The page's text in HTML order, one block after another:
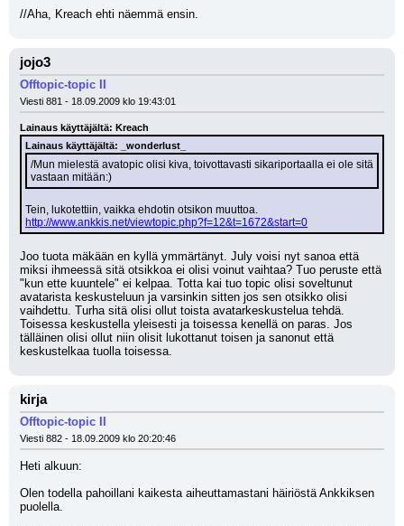
//Aha, Kreach ehti näemmä ensin.
jojo3
Offtopic-topic II
Viesti 881 - 18.09.2009 klo 19:43:01
Lainaus käyttäjältä: Kreach
Lainaus käyttäjältä: _wonderlust_
/Mun mielestä avatopic olisi kiva, toivottavasti sikariportaalla ei ole sitä
vastaan mitään:)
http://www.ankkis.net/viewtopic.php?f=12&t=1672&start=0
Joo tuota mäkään en kyllä ymmärtänyt. July voisi nyt sanoa että
miksi ihmeessä sitä otsikkoa ei olisi voinut vaihtaa? Tuo peruste että
"kun ette kuuntele" ei kelpaa. Totta kai tuo topic olisi soveltunut
avatarista keskusteluun ja varsinkin sitten jos sen otsikko olisi
vaihdettu. Turha sitä olisi ollut toista avatarkeskustelua tehdä.
Toisessa keskustella yleisesti ja toisessa kenellä on paras. Jos
tälläinen olisi ollut niin olisit lukottanut toisen ja sanonut että
keskustelkaa tuolla toisessa.
kirja
Offtopic-topic II
Viesti 882 - 18.09.2009 klo 20:20:46
Heti alkuun:
Olen todella pahoillani kaikesta aiheuttamastani häiriöstä Ankkiksen
puolella.